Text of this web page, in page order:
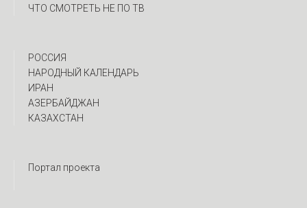
ЧТО СМОТРЕТЬ НЕ ПО ТВ
РОССИЯ
НАРОДНЫЙ КАЛЕНДАРЬ
ИРАН
АЗЕРБАЙДЖАН
КАЗАХСТАН
Портал проекта